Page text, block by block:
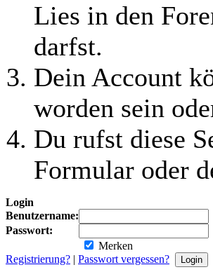
Lies in den
darfst.
Dein Account
worden sein
Du rufst diese
Formular oder
Login
Benutzername:
Passwort:
Merken
Registrierung? | Passwort vergessen?